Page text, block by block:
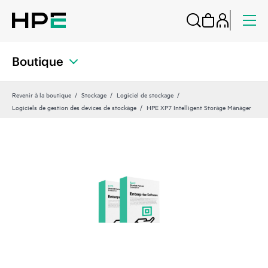
Boutique
Revenir à la boutique Stockage
Logiciel de stockage
Logiciels de gestion des devices de stockage
HPE XP7 Intelligent Storage Manager